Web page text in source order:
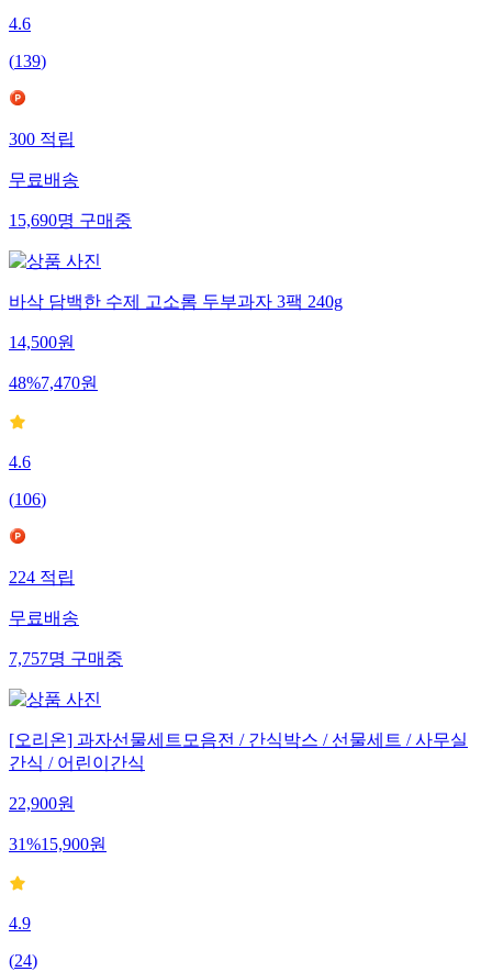
4.6
(139)
300 적립
무료배송
15,690명 구매중
바삭 담백한 수제 고소롬 두부과자 3팩 240g
14,500원
48%7,470원
4.6
(106)
224 적립
무료배송
7,757명 구매중
[오리온] 과자선물세트모음전 / 간식박스 / 선물세트 / 사무실
간식 / 어린이간식
22,900원
31%15,900원
4.9
(24)